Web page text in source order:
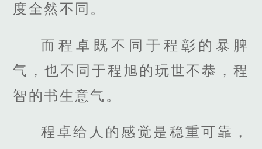
度全然不同。
而程卓既不同于程彰的暴脾
气，也不同于程旭的玩世不恭，程
智的书生意气。
程卓给人的感觉是稳重可靠，